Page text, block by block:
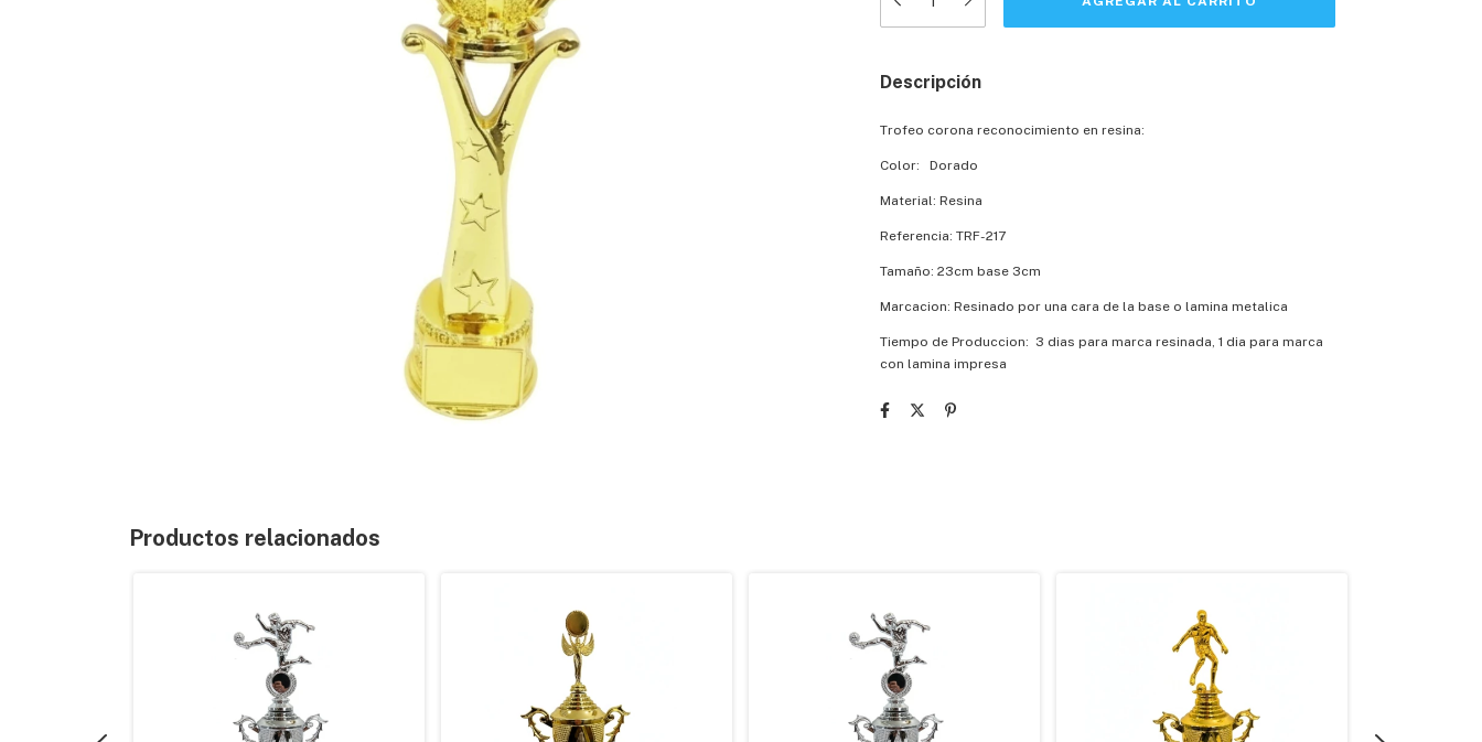
Descripción
Trofeo corona reconocimiento en resina:
Color: Dorado
Material: Resina
Referencia: TRF-217
Tamaño: 23cm base 3cm
Marcacion: Resinado por una cara de la base o lamina metalica
Tiempo de Produccion: 3 dias para marca resinada, 1 dia para marca
con lamina impresa
Productos relacionados